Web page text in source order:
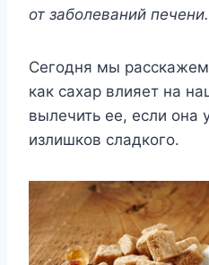
от заболеваний печени.
Сегодня мы
как сахар влияет на
вылечить ее, если она
излишков сладкого.